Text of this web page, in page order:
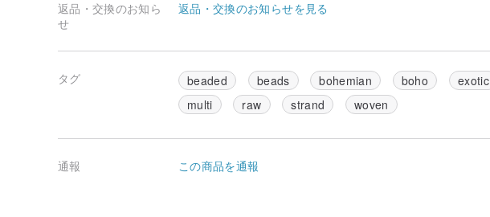
返品・交換のお知ら
せ
返品・交換のお知らせを見る
タグ beaded beads bohemian boho exotic
multi
raw strand woven
通報 この商品を通報